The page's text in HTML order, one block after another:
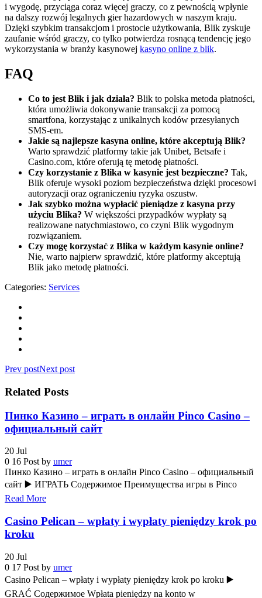
i wygodę, przyciąga coraz więcej graczy, co z pewnością wpłynie
na dalszy rozwój legalnych gier hazardowych w naszym kraju.
Dzięki szybkim transakcjom i prostocie użytkowania, Blik zyskuje
zaufanie wśród graczy, co tylko potwierdza rosnącą tendencję jego
wykorzystania w branży kasynowej kasyno online z blik.
FAQ
Co to jest Blik i jak działa? Blik to polska metoda płatności,
która umożliwia dokonywanie transakcji za pomocą
smartfona, korzystając z unikalnych kodów przesyłanych
SMS-em.
Jakie są najlepsze kasyna online, które akceptują Blik?
Warto sprawdzić platformy takie jak Unibet, Betsafe i
Casino.com, które oferują tę metodę płatności.
Czy korzystanie z Blika w kasynie jest bezpieczne? Tak,
Blik oferuje wysoki poziom bezpieczeństwa dzięki procesowi
autoryzacji oraz ograniczeniu ryzyka oszustw.
Jak szybko można wypłacić pieniądze z kasyna przy
użyciu Blika? W większości przypadków wypłaty są
realizowane natychmiastowo, co czyni Blik wygodnym
rozwiązaniem.
Czy mogę korzystać z Blika w każdym kasynie online?
Nie, warto najpierw sprawdzić, które platformy akceptują
Blik jako metodę płatności.
Categories: Services
Prev postNext post
Related Posts
Пинко Казино – играть в онлайн Pinco Casino –
официальный сайт
20 Jul
0 16 Post by umer
Пинко Казино – играть в онлайн Pinco Casino – официальный
сайт ▶️ ИГРАТЬ Содержимое Преимущества игры в Pinco
Read More
Casino Pelican – wpłaty i wypłaty pieniędzy krok po
kroku
20 Jul
0 17 Post by umer
Casino Pelican – wpłaty i wypłaty pieniędzy krok po kroku ▶️
GRAĆ Содержимое Wpłata pieniędzy na konto w